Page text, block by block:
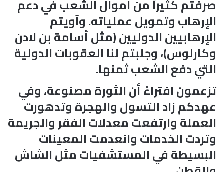
صرفتم كثيراً من أموال الشعب في دعم
الإرهاب وتمويل عملياته. وآويتم
الإرهابيين الدوليين (مثل أسامة بن لادن
وكارلوس)، وجلبتم لنا العقوبات الدولية
التي دفع الشعب ثمنها.
تزعمون افتراءً أن الثورة مصنوعة، وفي
عهدكم زاد التسول والهجرة وتدهورت
العملة وارتفعت معدلات الفقر والجريمة
وتردت الخدمات وانعدمت المعينات
البسيطة في المستشفيات مثل الشاش